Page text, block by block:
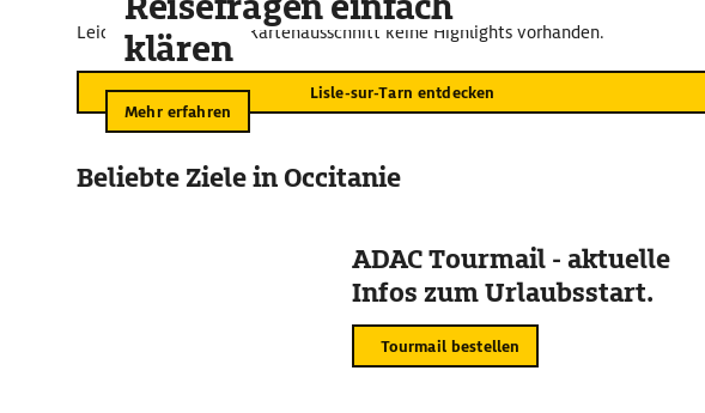
Leider sind für diesen Kartenausschnitt keine Highlights vorhanden.
Lisle-sur-Tarn entdecken
klären
Mehr erfahren
Beliebte Ziele in Occitanie
ADAC Tourmail - aktuelle
Infos zum Urlaubsstart.
Tourmail bestellen